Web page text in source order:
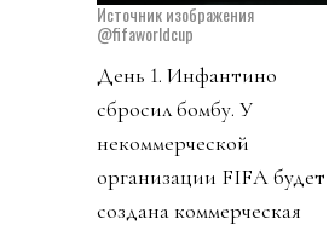
Источник изображения
@fifaworldcup
День 1. Инфантино
сбросил бомбу. У
некоммерческой
организации FIFA будет
создана коммерческая